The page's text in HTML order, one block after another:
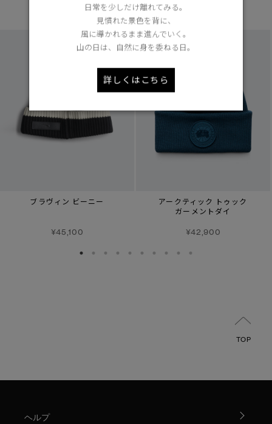
あなたへのおすすめ
ブラヴィン ビーニー
¥45,100
アークティック トゥック
ガーメントダイ
¥42,900
TOP
ヘルプ
日常を少しだけ離れてみる。
見慣れた景色を背に、
風に導かれるまま進んでいく。
山の日は、自然に身を委ねる日。
詳しくはこちら